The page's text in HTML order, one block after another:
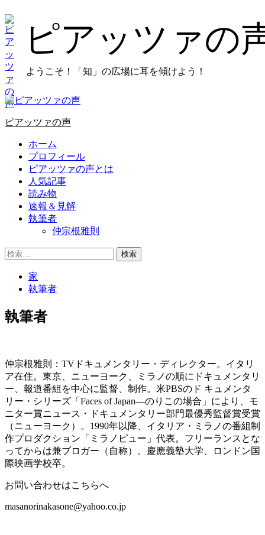
ン
テ
ン
ツ
に
ス
キ
ッ
プ
ピアッツァの
ようこそ！「知」の広場に耳を傾けよう！
プ
イ
ピアッツァの声
ホーム
プロフィール
ピアッツァの声とは
人気記事
読み物
速報＆見解
執筆者
仲宗根雅則
検
家
執筆者
執筆者
仲宗根雅則：TVドキュメンタリー・ディレクター。イタリ
ア在住。東京、ニューヨーク、ミラノの順にドキュメンタリ
ー、報道番組を中心に監督、制作。米PBSのド キュメンタ
リー・シリーズ「Faces of Japan―のりこの場合」により、モ
ニター賞ニュース・ドキュメンタリー部門最優秀監督賞受賞
（ニューヨーク）。1990年以降、イタリア・ミラノの番組制
作プロダクション「ミラノピュー」代表。フリーランスとな
ってからは兼ブロガー（自称）。慶應義塾大学、ロンドン国
際映画学校卒。
お問い合わせはこちらへ
masanorinakasone@yahoo.co.jp